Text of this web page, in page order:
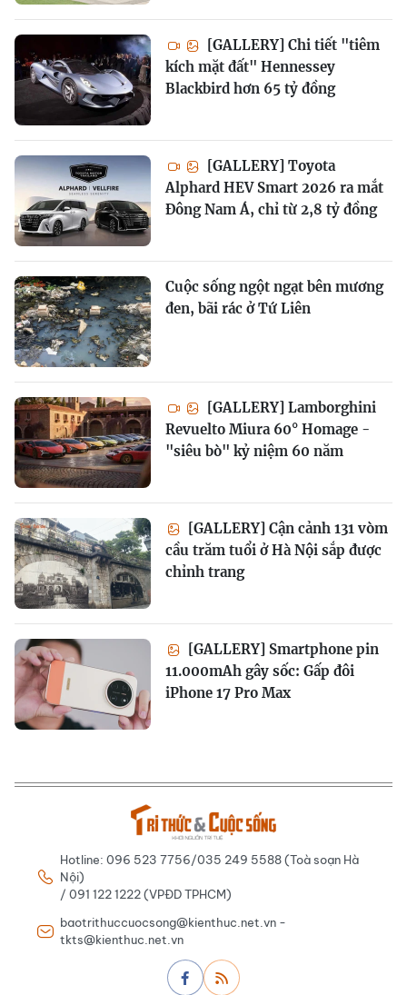
[GALLERY] Chi tiết "tiêm
kích mặt đất" Hennessey
Blackbird hơn 65 tỷ đồng
[GALLERY] Toyota
Alphard HEV Smart 2026 ra mắt
Đông Nam Á, chỉ từ 2,8 tỷ đồng
Cuộc sống ngột ngạt bên mương
đen, bãi rác ở Tứ Liên
[GALLERY] Lamborghini
Revuelto Miura 60° Homage -
"siêu bò" kỷ niệm 60 năm
[GALLERY] Cận cảnh 131 vòm
cầu trăm tuổi ở Hà Nội sắp được
chỉnh trang
[GALLERY] Smartphone pin
11.000mAh gây sốc: Gấp đôi
iPhone 17 Pro Max
Hotline: 096 523 7756/035 249 5588 (Toà soạn Hà
Nội)
/ 091 122 1222 (VPĐD TPHCM)
baotrithuccuocsong@kienthuc.net.vn -
tkts@kienthuc.net.vn